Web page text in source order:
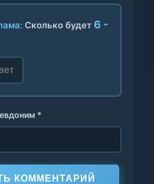
Сколько будет 6 -
*
КОММЕНТАРИЙ